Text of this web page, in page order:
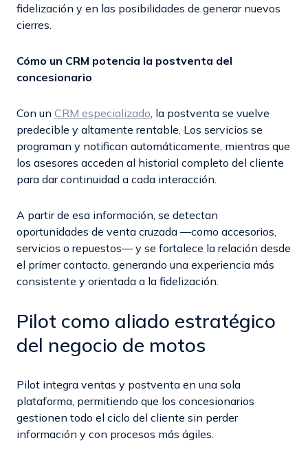
fidelización y en las posibilidades de generar nuevos
cierres.
Cómo un CRM potencia la postventa del
concesionario
Con un CRM especializado, la postventa se vuelve
predecible y altamente rentable. Los servicios se
programan y notifican automáticamente, mientras que
los asesores acceden al historial completo del cliente
para dar continuidad a cada interacción.
A partir de esa información, se detectan
oportunidades de venta cruzada —como accesorios,
servicios o repuestos— y se fortalece la relación desde
el primer contacto, generando una experiencia más
consistente y orientada a la fidelización.
Pilot como aliado estratégico
del negocio de motos
Pilot integra ventas y postventa en una sola
plataforma, permitiendo que los concesionarios
gestionen todo el ciclo del cliente sin perder
información y con procesos más ágiles.